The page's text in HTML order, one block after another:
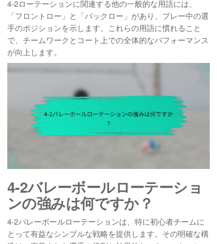
4-2ローテーションに関連する他の一般的な用語には、
「フロントロー」と「バックロー」があり、プレー中の選
手のポジションを示します。これらの用語に慣れること
で、チームワークとコート上での全体的なパフォーマンス
が向上します。
4-2バレーボールローテーショ
ンの強みは何ですか？
4-2バレーボールローテーションは、特に初心者チームに
とって有益なシンプルな戦略を提供します。その明確な構